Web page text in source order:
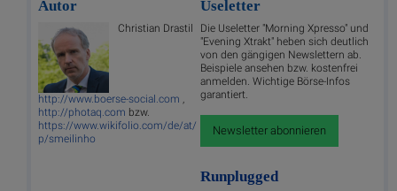
Autor
Christian Drastil
http://www.boerse-social.com ,
http://photaq.com bzw.
https://www.wikifolio.com/de/at/
p/smeilinho
Useletter
Die Useletter "Morning Xpresso" und
"Evening Xtrakt" heben sich deutlich
von den gängigen Newslettern ab.
Beispiele ansehen bzw. kostenfrei
anmelden. Wichtige Börse-Infos
garantiert.
Newsletter abonnieren
Runplugged